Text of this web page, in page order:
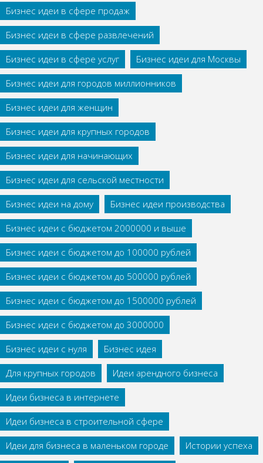
Бизнес идеи в сфере продаж
Бизнес идеи в сфере развлечений
Бизнес идеи в сфере услуг
Бизнес идеи для Москвы
Бизнес идеи для городов миллионников
Бизнес идеи для женщин
Бизнес идеи для крупных городов
Бизнес идеи для начинающих
Бизнес идеи для сельской местности
Бизнес идеи на дому
Бизнес идеи производства
Бизнес идеи с бюджетом 2000000 и выше
Бизнес идеи с бюджетом до 100000 рублей
Бизнес идеи с бюджетом до 500000 рублей
Бизнес идеи с бюджетом до 1500000 рублей
Бизнес идеи с бюджетом до 3000000
Бизнес идеи с нуля
Бизнес идея
Для крупных городов
Идеи арендного бизнеса
Идеи бизнеса в интернете
Идеи бизнеса в строительной сфере
Идеи для бизнеса в маленьком городе
Истории успеха